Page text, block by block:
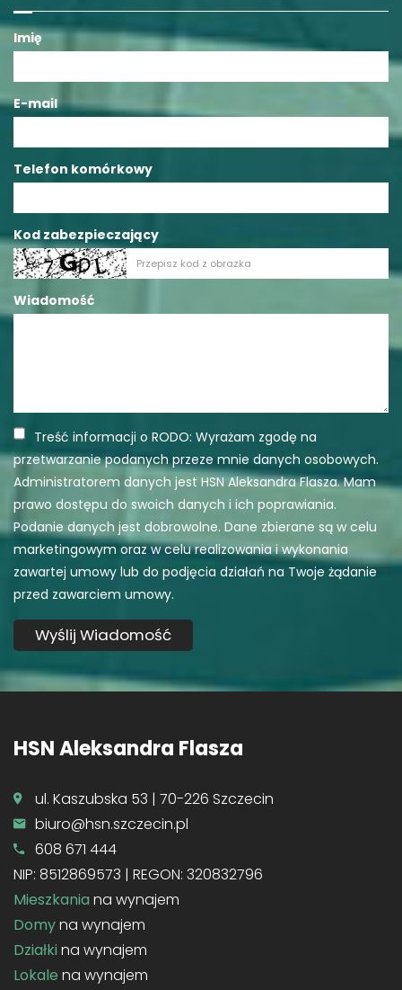
Imię
E-mail
Telefon komórkowy
Kod zabezpieczający
Wiadomość
Treść informacji o RODO: Wyrażam zgodę na
przetwarzanie podanych przeze mnie danych osobowych.
Administratorem danych jest HSN Aleksandra Flasza. Mam
prawo dostępu do swoich danych i ich poprawiania.
Podanie danych jest dobrowolne. Dane zbierane są w celu
marketingowym oraz w celu realizowania i wykonania
zawartej umowy lub do podjęcia działań na Twoje żądanie
przed zawarciem umowy.
HSN Aleksandra Flasza
ul. Kaszubska 53 | 70-226 Szczecin
biuro@hsn.szczecin.pl
608 671 444
NIP: 8512869573 | REGON: 320832796
Mieszkania na wynajem
Domyna wynajem
Działki na wynajem
Lokale na wynajem